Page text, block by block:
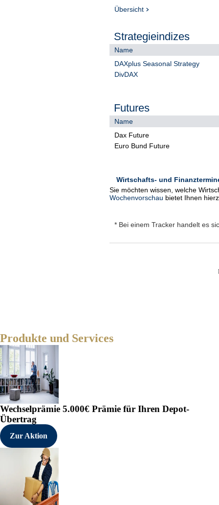
Übersicht
Strategieindizes
Name
DAXplus Seasonal Strategy
DivDAX
Futures
Name
Dax Future
Euro Bund Future
Wirtschafts- und
Sie möchten wissen, welche
Wochenvorschau bietet Ihnen
* Bei einem Tracker handelt es
Produkte und Services
Wechselprämie 5.000€ Prämie für Ihren Depot-
Übertrag
Zur Aktion